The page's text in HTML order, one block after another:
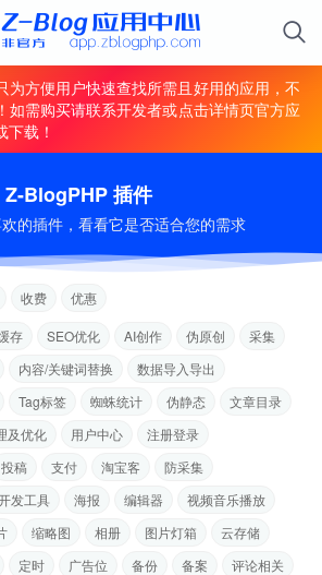
为方便用户快速查找所需且好用的应用，不
如需购买请联系开发者或点击详情页官方应
载！
Z-BlogPHP 插件
的插件，看看它是否适合您的需求
收费 优惠
存 SEO优化 AI创作 伪原创
采集
内容/关键词替换
数据导入导出
Tag标签 蜘蛛统计 伪静态
文章目录
及优化 用户中心
注册登录
投稿 支付 淘宝客
防采集
发工具 海报 编辑器
视频音乐播放
缩略图 相册 图片灯箱
云存储
定时 广告位 备份 备案
评论相关